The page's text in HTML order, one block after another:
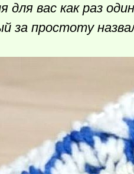
для вас как раз
за простоту